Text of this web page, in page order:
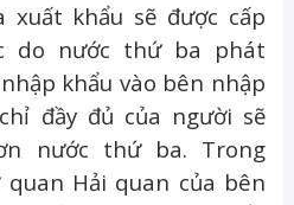
xuất khẩu sẽ được cấp
do nước thứ ba phát
khẩu vào bên nhập
đầy đủ của người sẽ
nước thứ ba. Trong
Hải quan của bên